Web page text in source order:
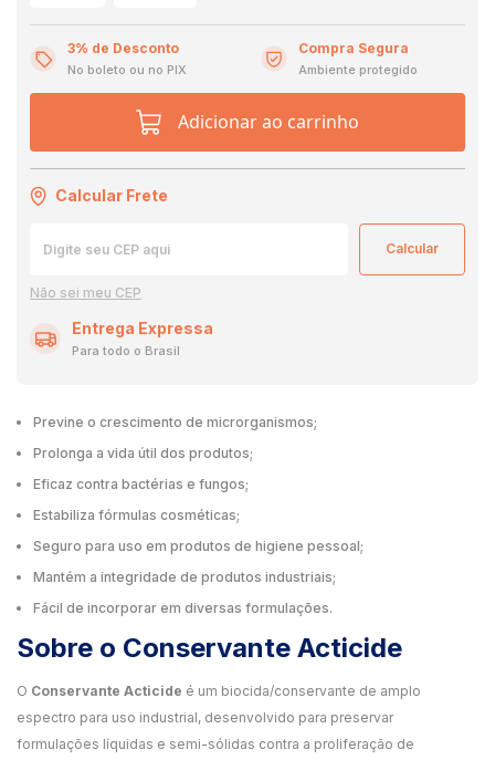
3% de Desconto
No boleto ou no PIX
Compra Segura
Ambiente protegido
Adicionar ao carrinho
Calcular Frete
Não sei meu CEP
Entrega Expressa
Para todo o Brasil
Previne o crescimento de microrganismos;
Prolonga a vida útil dos produtos;
Eficaz contra bactérias e fungos;
Estabiliza fórmulas cosméticas;
Seguro para uso em produtos de higiene pessoal;
Mantém a integridade de produtos industriais;
Fácil de incorporar em diversas formulações.
Sobre o Conservante Acticide
O Conservante Acticide é um biocida/conservante de amplo
espectro para uso industrial, desenvolvido para preservar
formulações líquidas e semi-sólidas contra a proliferação de